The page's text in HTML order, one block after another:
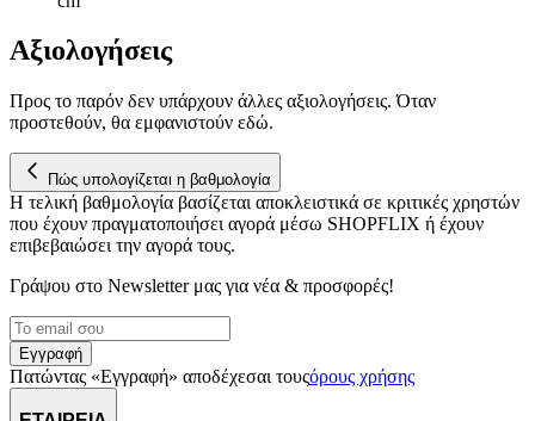
Αξιολογήσεις
Προς το παρόν δεν υπάρχουν άλλες αξιολογήσεις. Όταν
προστεθούν, θα εμφανιστούν εδώ.
Πώς υπολογίζεται η βαθμολογία
Η τελική βαθμολογία βασίζεται αποκλειστικά σε κριτικές χρηστών
που έχουν πραγματοποιήσει αγορά μέσω SHOPFLIX ή έχουν
επιβεβαιώσει την αγορά τους.
Γράψου στο Νewsletter μας για νέα & προσφορές!
Εγγραφή
Πατώντας «Εγγραφή» αποδέχεσαι τουςόρους χρήσης